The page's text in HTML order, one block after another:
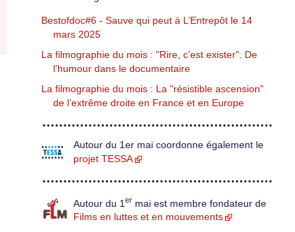
Bestofdoc#6 - Sauve qui peut à L’Entrepôt le 14
mars 2025
La filmographie du mois : "Rire, c’est exister". De
l’humour dans le documentaire
La filmographie du mois : La "résistible ascension"
de l’extrême droite en France et en Europe
Autour du 1er mai coordonne également le
projet TESSA
Autour du 1 er mai est membre fondateur de
Films en luttes et en mouvements